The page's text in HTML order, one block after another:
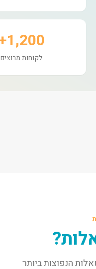
1,200+
לקוחות מרוצים
הנפוצות ביותר